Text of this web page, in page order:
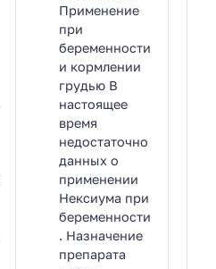
Применение
при
беременности
и кормлении
грудью В
настоящее
время
недостаточно
данных о
применении
Нексиума при
беременности
. Назначение
препарата